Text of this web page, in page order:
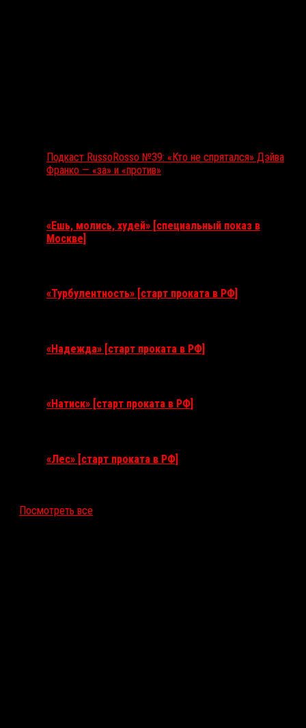
Подкаст RussoRosso №39: «Кто не спрятался» Дэйва
Франко — «за» и «против»
«Ешь, молись, худей» [специальный показ в
Москве]
«Турбулентность» [старт проката в РФ]
«Надежда» [старт проката в РФ]
«Натиск» [старт проката в РФ]
«Лес» [старт проката в РФ]
Посмотреть все